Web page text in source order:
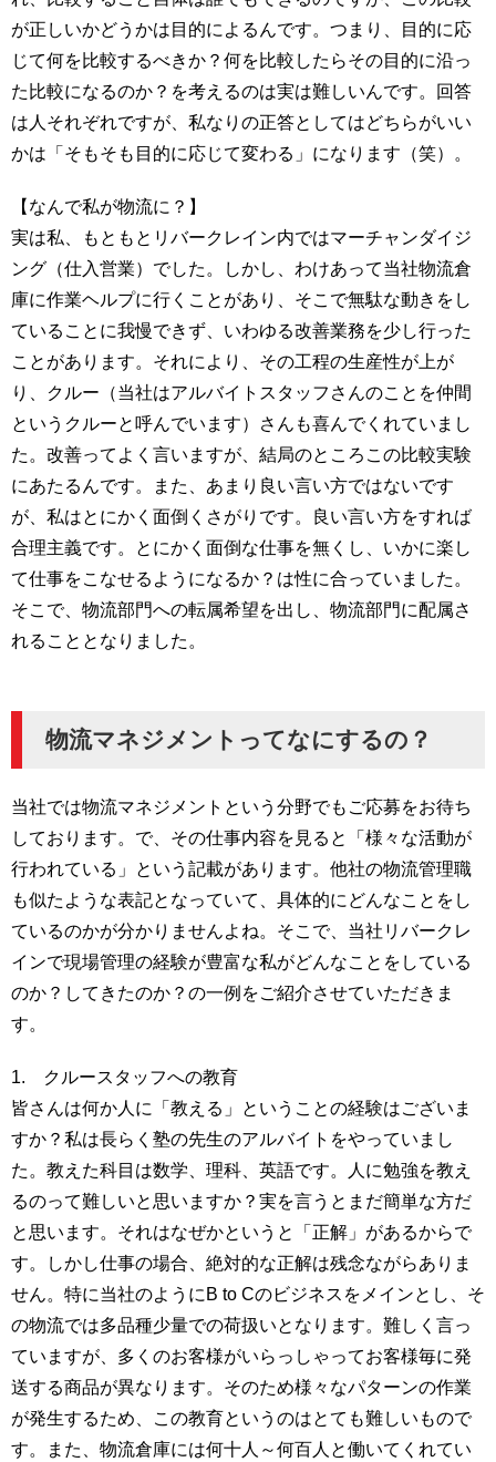
が正しいかどうかは目的によるんです。つまり、目的に応
じて何を比較するべきか？何を比較したらその目的に沿っ
た比較になるのか？を考えるのは実は難しいんです。回答
は人それぞれですが、私なりの正答としてはどちらがいい
かは「そもそも目的に応じて変わる」になります（笑）。
【なんで私が物流に？】
実は私、もともとリバークレイン内ではマーチャンダイジ
ング（仕入営業）でした。しかし、わけあって当社物流倉
庫に作業ヘルプに行くことがあり、そこで無駄な動きをし
ていることに我慢できず、いわゆる改善業務を少し行った
ことがあります。それにより、その工程の生産性が上が
り、クルー（当社はアルバイトスタッフさんのことを仲間
というクルーと呼んでいます）さんも喜んでくれていまし
た。改善ってよく言いますが、結局のところこの比較実験
にあたるんです。また、あまり良い言い方ではないです
が、私はとにかく面倒くさがりです。良い言い方をすれば
合理主義です。とにかく面倒な仕事を無くし、いかに楽し
て仕事をこなせるようになるか？は性に合っていました。
そこで、物流部門への転属希望を出し、物流部門に配属さ
れることとなりました。
物流マネジメントってなにするの？
当社では物流マネジメントという分野でもご応募をお待ち
しております。で、その仕事内容を見ると「様々な活動が
行われている」という記載があります。他社の物流管理職
も似たような表記となっていて、具体的にどんなことをし
ているのかが分かりませんよね。そこで、当社リバークレ
インで現場管理の経験が豊富な私がどんなことをしている
のか？してきたのか？の一例をご紹介させていただきま
す。
1. クルースタッフへの教育
皆さんは何か人に「教える」ということの経験はございま
すか？私は長らく塾の先生のアルバイトをやっていまし
た。教えた科目は数学、理科、英語です。人に勉強を教え
るのって難しいと思いますか？実を言うとまだ簡単な方だ
と思います。それはなぜかというと「正解」があるからで
す。しかし仕事の場合、絶対的な正解は残念ながらありま
せん。特に当社のようにB to Cのビジネスをメインとし、そ
の物流では多品種少量での荷扱いとなります。難しく言っ
ていますが、多くのお客様がいらっしゃってお客様毎に発
送する商品が異なります。そのため様々なパターンの作業
が発生するため、この教育というのはとても難しいもので
す。また、物流倉庫には何十人～何百人と働いてくれてい